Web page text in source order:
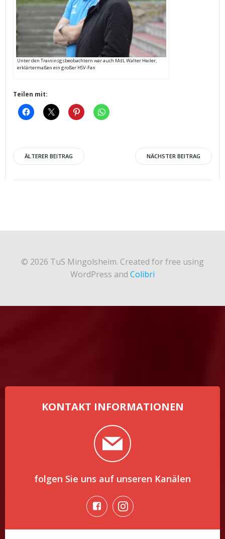
Unter den Traininsgsbeobachtern war auch MdL Walter Heiler,
erklärtermaßen ein großer HSV-Fan
Teilen mit:
Post
navigation
ÄLTERER BEITRAG
Post
navigation
NÄCHSTER BEITRAG
© 2026 TuS Mingolsheim. Created for free using
WordPress and Colibri
KONTAKT INFORMATIONEN
folgen Sie uns auf unseren Kanälen